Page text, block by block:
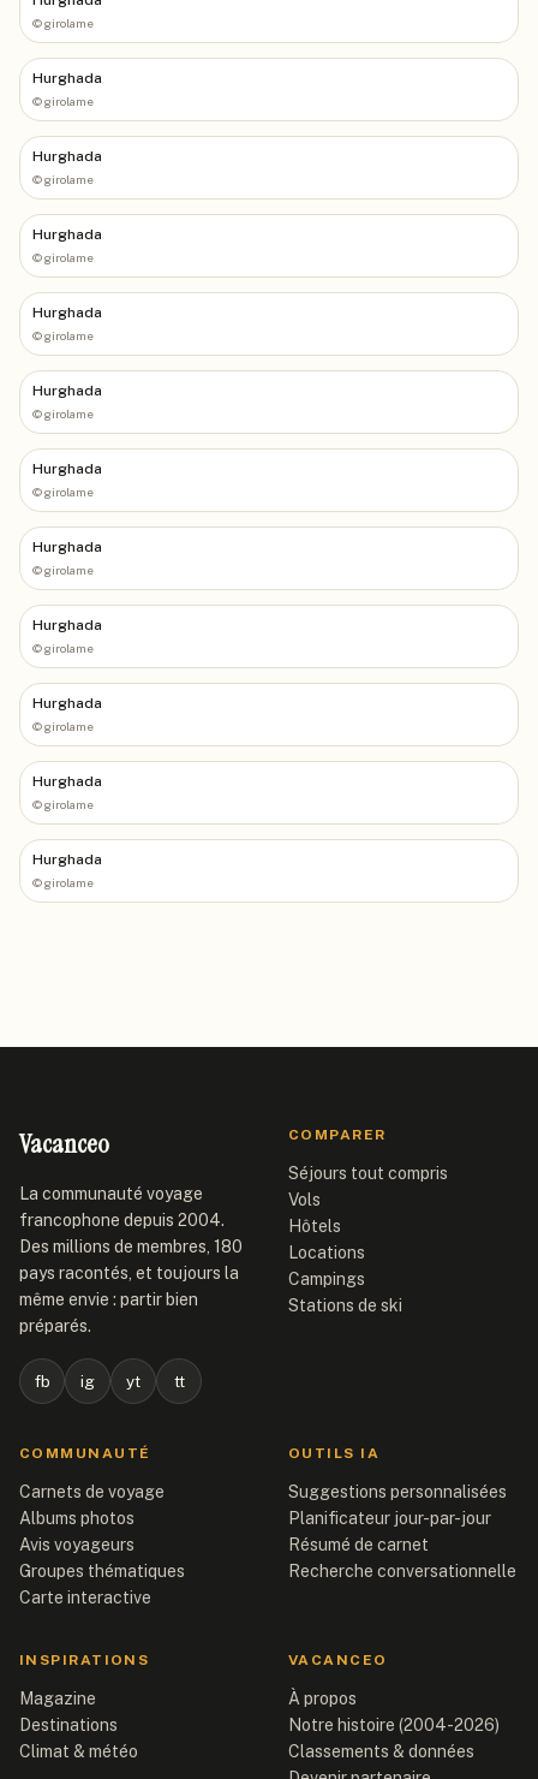
©girolame
Hurghada
©girolame
Hurghada
©girolame
Hurghada
©girolame
Hurghada
©girolame
Hurghada
©girolame
Hurghada
©girolame
Hurghada
©girolame
Hurghada
©girolame
Hurghada
©girolame
Hurghada
©girolame
Hurghada
©girolame
Vacanceo
La communauté voyage
francophone depuis 2004.
Des millions de membres, 180
pays racontés, et toujours la
même envie : partir bien
préparés.
fb ig yt tt
COMPARER
Séjours tout compris
Vols
Hôtels
Locations
Campings
Stations de ski
COMMUNAUTÉ
Carnets de voyage
Albums photos
Avis voyageurs
Groupes thématiques
Carte interactive
OUTILS IA
Suggestions personnalisées
Planificateur jour-par-jour
Résumé de carnet
Recherche conversationnelle
INSPIRATIONS
Magazine
Destinations
Climat & météo
VACANCEO
À propos
Notre histoire (2004-2026)
Classements & données